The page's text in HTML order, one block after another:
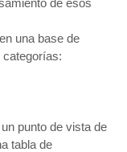
de esos
una base de
categorías:
punto de vista de
tabla de